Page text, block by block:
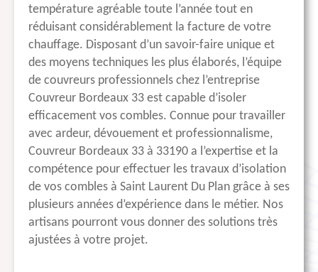
température agréable toute l’année tout en
réduisant considérablement la facture de votre
chauffage. Disposant d’un savoir-faire unique et
des moyens techniques les plus élaborés, l’équipe
de couvreurs professionnels chez l’entreprise
Couvreur Bordeaux 33 est capable d’isoler
efficacement vos combles. Connue pour travailler
avec ardeur, dévouement et professionnalisme,
Couvreur Bordeaux 33 à 33190 a l’expertise et la
compétence pour effectuer les travaux d’isolation
de vos combles à Saint Laurent Du Plan grâce à ses
plusieurs années d’expérience dans le métier. Nos
artisans pourront vous donner des solutions très
ajustées à votre projet.